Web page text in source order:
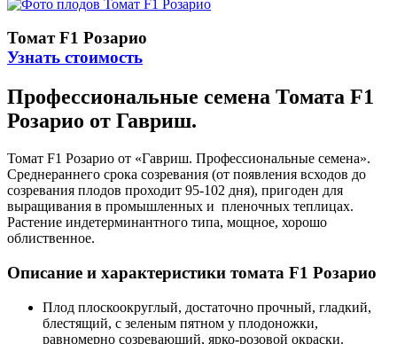
Томат F1 Розарио
Узнать стоимость
Профессиональные семена Томата F1
Розарио от Гавриш.
Томат F1 Розарио от «Гавриш. Профессиональные семена».
Среднераннего срока созревания (от появления всходов до
созревания плодов проходит 95-102 дня), пригоден для
выращивания в промышленных и пленочных теплицах.
Растение индетерминантного типа, мощное, хорошо
облиственное.
Описание и характеристики томата F1 Розарио
Плод плоскоокруглый, достаточно прочный, гладкий,
блестящий, с зеленым пятном у плодоножки,
равномерно созревающий, ярко-розовой окраски.